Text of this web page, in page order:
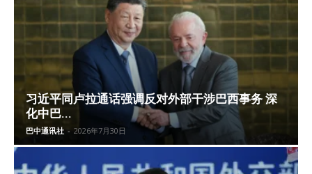
习近平同卢拉通话强调反对外部干涉巴西事务 深
化中巴...
巴中通讯社 - 2026年7月30日